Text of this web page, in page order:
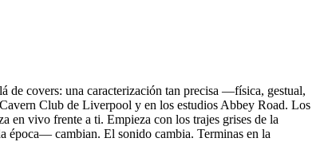
de covers: una caracterización tan precisa —física, gestual,
Club de Liverpool y en los estudios Abbey Road. Los
en vivo frente a ti. Empieza con los trajes grises de la
época— cambian. El sonido cambia. Terminas en la